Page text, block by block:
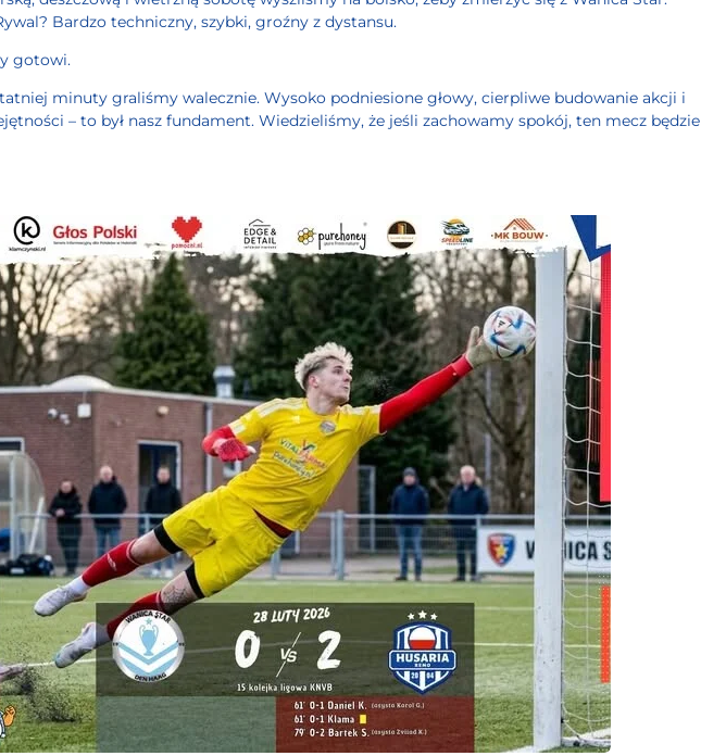
Bardzo techniczny, szybki, groźny z dystansu.
gotowi.
minuty graliśmy walecznie. Wysoko podniesione głowy, cierpliwe budowanie akcji i
– to był nasz fundament. Wiedzieliśmy, że jeśli zachowamy spokój, ten mecz będzie